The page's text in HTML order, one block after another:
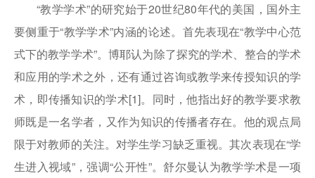
“教学学术”的研究始于20世纪80年代的美国，国外主
要侧重于“教学学术”内涵的论述。首先表现在“教学中心范
式下的教学学术”。博耶认为除了探究的学术、整合的学术
和应用的学术之外，还有通过咨询或教学来传授知识的学
术，即传播知识的学术[1]。同时，他指出好的教学要求教
师既是一名学者，又作为知识的传播者存在。他的观点局
限于对教师的关注。对学生学习缺乏重视。其次表现在“学
生进入视域”，强调“公开性”。舒尔曼认为教学学术是一项